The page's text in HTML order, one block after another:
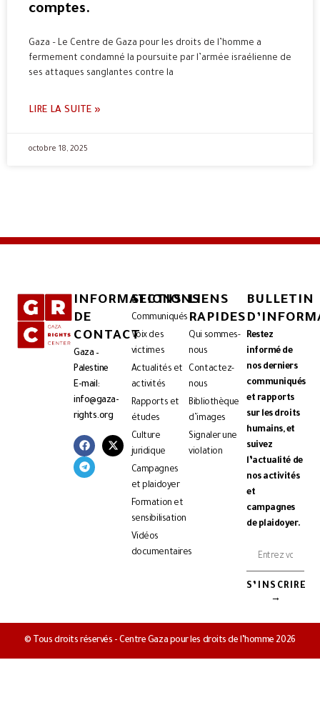
comptes.
Gaza – Le Centre de Gaza pour les droits de l’homme a
fermement condamné la poursuite par l’armée israélienne de
ses attaques sanglantes contre la
LIRE LA SUITE »
octobre 18, 2025
INFORMATIONS
DE
CONTACT
Gaza –
Palestine
E-mail:
info@gaza-
rights.org
SECTIONS
Communiqués
Voix des
victimes
Actualités et
activités
Rapports et
études
Culture
juridique
Campagnes
et plaidoyer
Formation et
sensibilisation
Vidéos
documentaires
LIENS
RAPIDES
Qui sommes-
nous
Contactez-
nous
Bibliothèque
d’images
Signaler une
violation
BULLETIN
Restez
informé de
nos derniers
communiqués
et rapports
sur les droits
humains, et
suivez
l’actualité de
nos activités
et
campagnes
de plaidoyer.
S’INSCRIRE
→
© Tous droits réservés - Centre Gaza pour les droits de l’homme 2026